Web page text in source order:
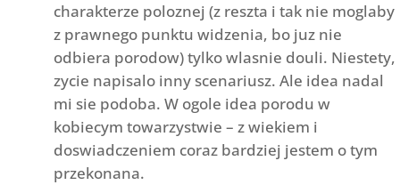
charakterze poloznej (z reszta i tak nie moglaby
z prawnego punktu widzenia, bo juz nie
odbiera porodow) tylko wlasnie douli. Niestety,
zycie napisalo inny scenariusz. Ale idea nadal
mi sie podoba. W ogole idea porodu w
kobiecym towarzystwie – z wiekiem i
doswiadczeniem coraz bardziej jestem o tym
przekonana.